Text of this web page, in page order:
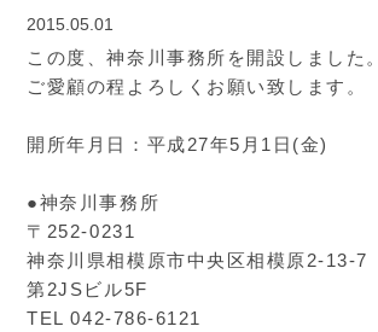
2015.05.01
この度、神奈川事務所を開設しました。
ご愛顧の程よろしくお願い致します。
開所年月日：平成27年5月1日(金)
●神奈川事務所
〒252-0231
神奈川県相模原市中央区相模原2-13-7
第2JSビル5F
TEL 042-786-6121